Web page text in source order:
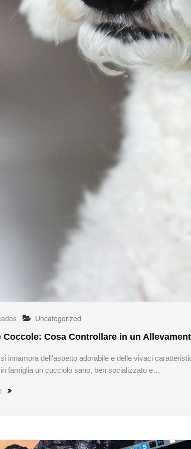
Uncategorized
Coccole: Cosa Controllare in un
innamora dell'aspetto adorabile e delle vivaci
famiglia un cucciolo sano, ben socializzato e…